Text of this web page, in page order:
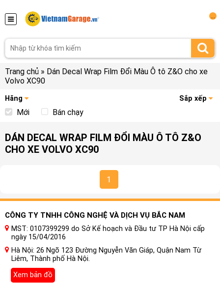
Trang chủ » Dán Decal Wrap Film Đổi Màu Ô tô Z&O cho xe
Volvo XC90
Hãng Sắp xếp
Mới Bán chạy
DÁN DECAL WRAP FILM ĐỔI MÀU Ô TÔ Z&O
CHO XE VOLVO XC90
1
CÔNG TY TNHH CÔNG NGHỆ VÀ DỊCH VỤ BẮC NAM
MST: 0107399299 do Sở Kế hoạch và Đầu tư TP Hà Nội cấp
ngày 15/04/2016
Hà Nội: 26 Ngõ 123 Đường Nguyễn Văn Giáp, Quận Nam Từ
Liêm, Thành phố Hà Nội.
Xem bản đồ